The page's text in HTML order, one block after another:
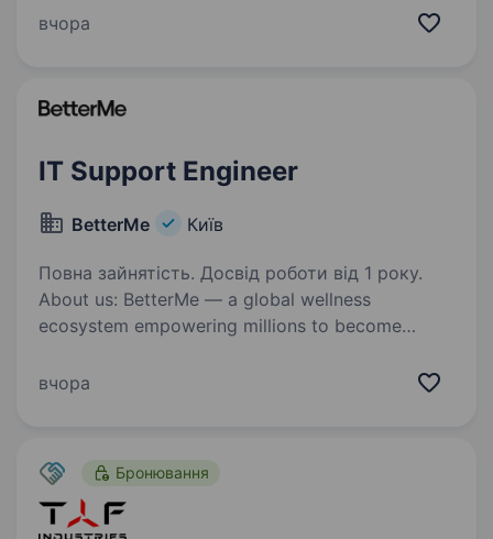
судимостей, алко- та наркозалежності
вчора
IT Support Engineer
BetterMe Київ
Повна зайнятість. Досвід роботи від 1 року.
About us: BetterMe — a global wellness
ecosystem empowering millions to become
We build what makes people better and keep
вчора
Бронювання